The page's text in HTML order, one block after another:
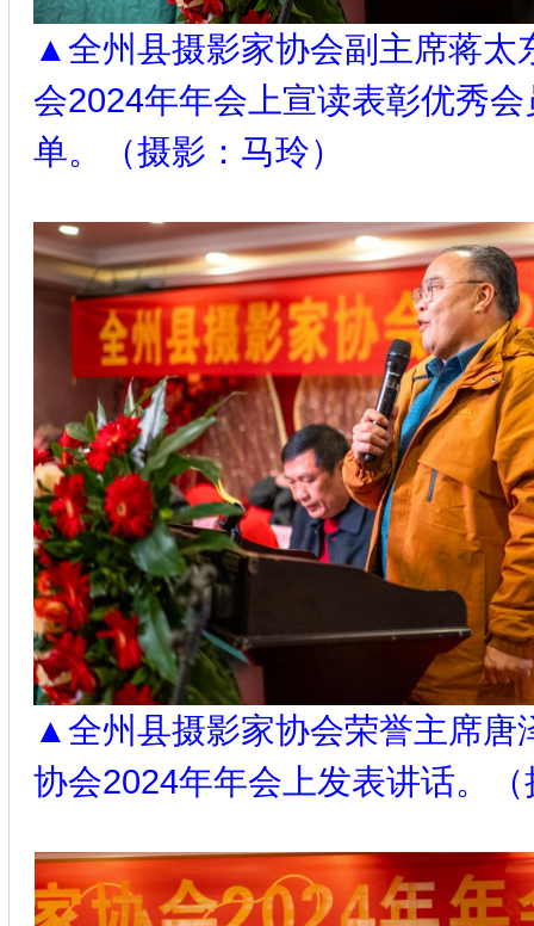
▲全州县摄影家协会副主席蒋太
会2024年年会上宣读表彰优秀
单。（摄影：马玲）
▲全州县摄影家协会荣誉主席唐
协会2024年年会上发表讲话。